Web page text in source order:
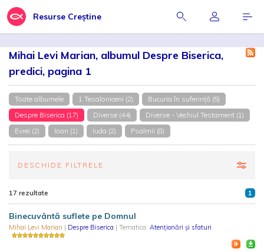
Resurse Creștine
Mihai Levi Marian, albumul Despre Biserica,
predici, pagina 1
Toate albumele 1 Tesaloniceni (2)
Bucuria în suferință (5)
Despre Biserica (17)
Diverse (44)
Diverse - Vechiul Testament (1)
Evrei (2)
Ioan (1) Iuda (2) Psalmii (8)
DESCHIDE FILTRELE
17 rezultate 1
Binecuvântă suflete pe Domnul
Mihai Levi Marian | Despre Biserica | Tematica: Atenționări și sfaturi